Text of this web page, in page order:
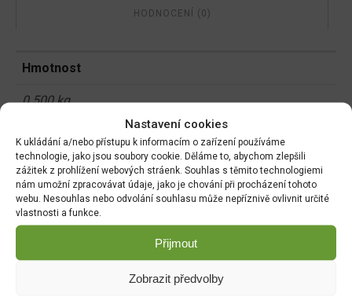
Nastavení cookies
K ukládání a/nebo přístupu k informacím o zařízení používáme
technologie, jako jsou soubory cookie. Děláme to, abychom zlepšili
zážitek z prohlížení webových stráenk. Souhlas s těmito technologiemi
nám umožní zpracovávat údaje, jako je chování při procházení tohoto
webu. Nesouhlas nebo odvolání souhlasu může nepříznivě ovlivnit určité
vlastnosti a funkce.
Přijmout
Zobrazit předvolby
HODNOCENÍ (0)
Hmotnost
0.500 kg
Rozměry
22 × 5 × 22 cm
Související produkty:
mulč.tex.90g černá